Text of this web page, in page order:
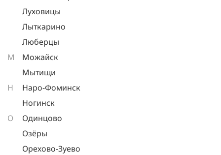
Луховицы
Лыткарино
Люберцы
М
Можайск
Мытищи
Н
Наро-Фоминск
Ногинск
О
Одинцово
Озёры
Орехово-Зуево